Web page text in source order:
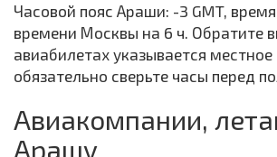
Часовой пояс Араши: -3 GMT,
времени Москвы на 6 ч. Обратите
авиабилетах указывается местное
обязательно сверьте часы перед
Авиакомпании,
Арашу